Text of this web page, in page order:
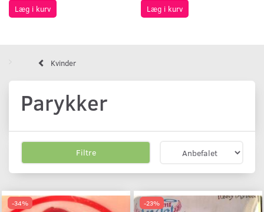
Læg i kurv Læg i kurv
Kvinder
Parykker
Filtre
-34% -23%